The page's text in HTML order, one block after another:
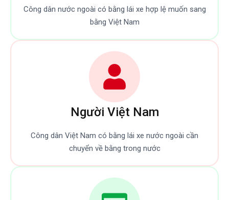
Công dân nước ngoài có bằng lái xe hợp lệ muốn sang
bằng Việt Nam
Người Việt Nam
Công dân Việt Nam có bằng lái xe nước ngoài cần
chuyển về bằng trong nước